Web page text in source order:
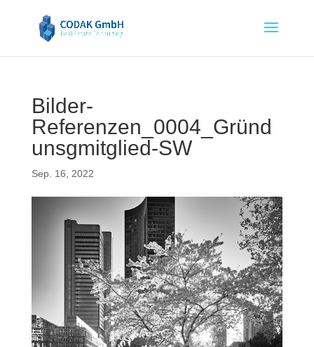
Bilder-
Referenzen_0004_Gründ
unsgmitglied-SW
Sep. 16, 2022